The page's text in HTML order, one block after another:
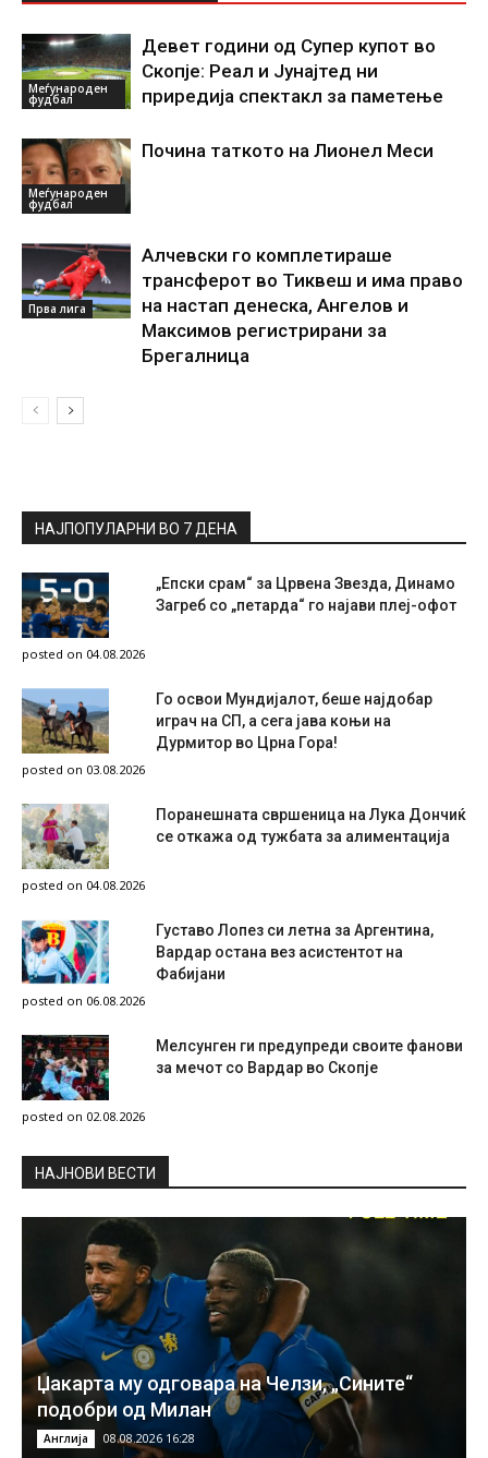
Меѓународен
фудбал
Девет години од Супер купот во
Скопје: Реал и Јунајтед ни
приредија спектакл за паметење
Меѓународен
фудбал
Почина таткото на Лионел Меси
Прва лига
Алчевски го комплетираше
трансферот во Тиквеш и има право
на настап денеска, Ангелов и
Максимов регистрирани за
Брегалница
НАЈПОПУЛАРНИ ВО 7 ДЕНА
„Епски срам“ за Црвена Звезда, Динамо
Загреб со „петарда“ го најави плеј-офот
posted on 04.08.2026
Го освои Мундијалот, беше најдобар
играч на СП, а сега јава коњи на
Дурмитор во Црна Гора!
posted on 03.08.2026
Поранешната свршеница на Лука Дончиќ
се откажа од тужбата за алиментација
posted on 04.08.2026
Густаво Лопез си летна за Аргентина,
Вардар остана вез асистентот на
Фабијани
posted on 06.08.2026
Мелсунген ги предупреди своите фанови
за мечот со Вардар во Скопје
posted on 02.08.2026
НAЈНОВИ ВЕСТИ
Џакарта му одговара на Челзи, „Сините“
подобри од Милан
Англија 08.08.2026 16:28